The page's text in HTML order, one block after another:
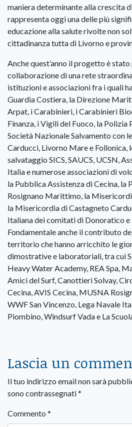
maniera determinante alla crescita
rappresenta oggi una delle più
educazione alla salute rivolte non
cittadinanza tutta di Livorno e
Anche quest’anno il progetto è
collaborazione di una rete
istituzioni e associazioni fra i quali
Guardia Costiera, la Direzione
Arpat, i Carabinieri, i Carabinieri
Finanza, i Vigili del Fuoco, la Polizia
Società Nazionale Salvamento con
Carducci, Livorno Mare e Follonica,
salvataggio SICS, SAUCS, UCSN,
Italia e numerose associazioni di
la Pubblica Assistenza di Cecina, la
Rosignano Marittimo, la
la Misericordia di Castagneto
Italiana dei comitati di Donoratico e
Fondamentale anche il contributo
territorio che hanno arricchito le
dimostrative e laboratoriali, tra cui
Heavy Water Academy, REA Spa,
Amici del Surf, Canottieri Solvay,
Cecina, AVIS Cecina, MUSNA
WWF San Vincenzo, Lega Navale
Piombino, Windsurf Vada e La
Lascia un
Il tuo indirizzo email non sarà
sono contrassegnati*
Commento *